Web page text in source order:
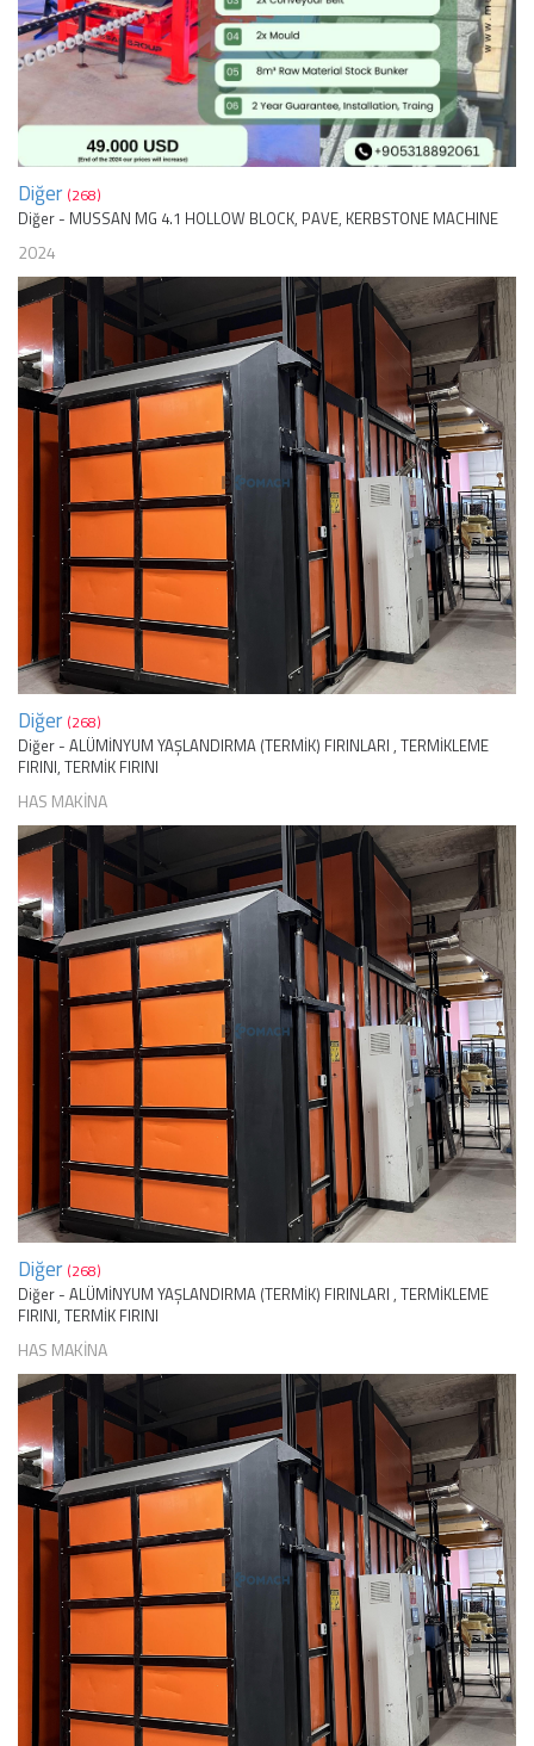
Diğer (268)
Diğer - MUSSAN MG 4.1 HOLLOW BLOCK, PAVE, KERBSTONE MACHINE
2024
Diğer (268)
Diğer - ALÜMİNYUM YAŞLANDIRMA (TERMİK) FIRINLARI , TERMİKLEME
FIRINI, TERMİK FIRINI
HAS MAKİNA
Diğer (268)
Diğer - ALÜMİNYUM YAŞLANDIRMA (TERMİK) FIRINLARI , TERMİKLEME
FIRINI, TERMİK FIRINI
HAS MAKİNA